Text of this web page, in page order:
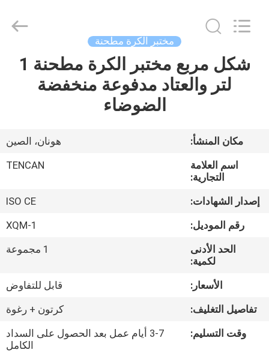
منزل،
معلومات
جولة
مراقبة
الجودة
Technology
Reserved.
مختبر الكرة مطحنة
شكل مربع مختبر الكرة مطحنة 1
لتر والعتاد مدفوعة منخفضة
الضوضاء
مكان المنشأ:
هونان، الصين
اسم العلامة
التجارية:
TENCAN
إصدار الشهادات:
ISO CE
رقم الموديل:
XQM-1
الحد الأدنى
لكمية:
1 مجموعة
الأسعار:
قابل للتفاوض
تفاصيل التغليف:
كرتون + رغوة
وقت التسليم:
3-7 أيام عمل بعد الحصول على السداد
الكامل